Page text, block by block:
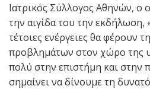
Ιατρικός Σύλλογος Αθηνών, ο
την αιγίδα του την εκδήλωση,
τέτοιες ενέργειες θα φέρουν
προβλημάτων στον χώρο της
πολύ στην επιστήμη και στην
σημαίνει να δίνουμε τη